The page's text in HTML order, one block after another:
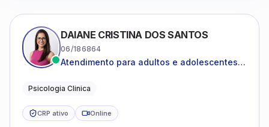
DAIANE CRISTINA DOS SANTOS
06/186864
Atendimento para adultos e adolescentes a
Psicologia Clinica
CRP ativo Online